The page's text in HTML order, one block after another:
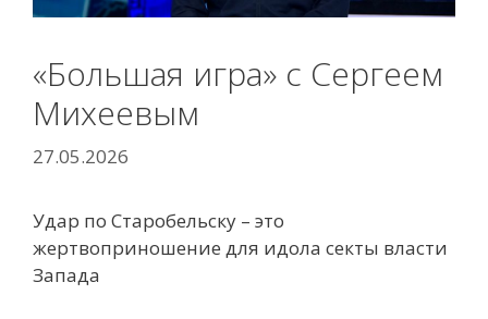
«Большая игра» с Сергеем
Михеевым
27.05.2026
Удар по Старобельску – это
жертвоприношение для идола секты власти
Запада